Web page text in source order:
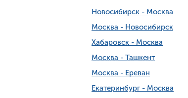
Новосибирск - Москва
Москва - Новосибирск
Хабаровск - Москва
Москва - Ташкент
Москва - Ереван
Екатеринбург - Москва